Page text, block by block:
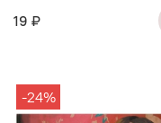
19 ₽
-24%